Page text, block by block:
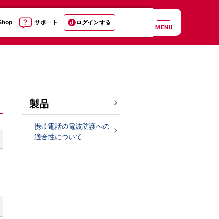
サポート ログインする
MENU
製品
携帯電話の電波防護への
適合性について